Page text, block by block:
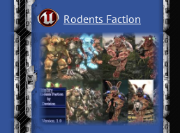
Rodents Faction